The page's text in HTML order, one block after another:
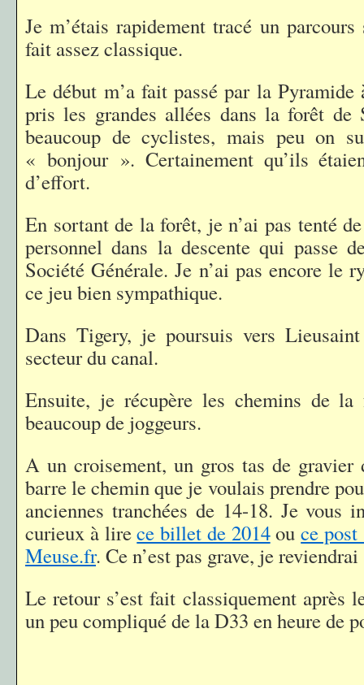
Je m’étais rapidement tracé un
fait assez classique.
Le début m’a fait passé par la Pyramide
pris les grandes allées dans la forêt de
beaucoup de cyclistes, mais peu on
« bonjour ». Certainement qu’ils
d’effort.
En sortant de la forêt, je n’ai pas tenté
personnel dans la descente qui passe
Société Générale. Je n’ai pas encore le
ce jeu bien sympathique.
Dans Tigery, je poursuis vers
secteur du canal.
Ensuite, je récupère les chemins de
beaucoup de joggeurs.
A un croisement, un gros tas de gravier
barre le chemin que je voulais prendre
anciennes tranchées de 14-18. Je vous
curieux à lirece billet de 2014ouce
Meuse.fr. Ce n’est pas grave, je
Le retour s’est fait classiquement après
un peu compliqué de la D33 en heure de